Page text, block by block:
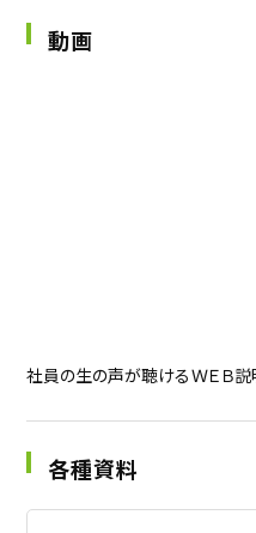
動画
社員の生の声が聴けるＷＥＢ
各種資料